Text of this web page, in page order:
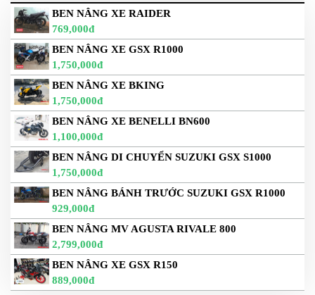
BEN NÂNG XE RAIDER
769,000đ
BEN NÂNG XE GSX R1000
1,750,000đ
BEN NÂNG XE BKING
1,750,000đ
BEN NÂNG XE BENELLI BN600
1,100,000đ
BEN NÂNG DI CHUYỂN SUZUKI GSX S1000
1,750,000đ
BEN NÂNG BÁNH TRƯỚC SUZUKI GSX R1000
929,000đ
BEN NÂNG MV AGUSTA RIVALE 800
2,799,000đ
BEN NÂNG XE GSX R150
889,000đ